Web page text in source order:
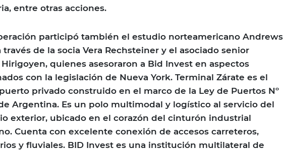
entre otras acciones.
participó también el estudio norteamericano Andrews
través de la socia Vera Rechsteiner y el asociado senior
quienes asesoraron a Bid Invest en aspectos
con la legislación de Nueva York. Terminal Zárate es el
privado construido en el marco de la Ley de Puertos Nº
Argentina. Es un polo multimodal y logístico al servicio del
exterior, ubicado en el corazón del cinturón industrial
Cuenta con excelente conexión de accesos carreteros,
y fluviales. BID Invest es una institución multilateral de